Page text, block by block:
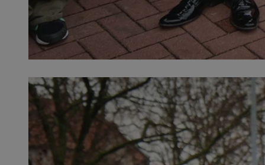
SessID
QeSessID
MvSessID
suid